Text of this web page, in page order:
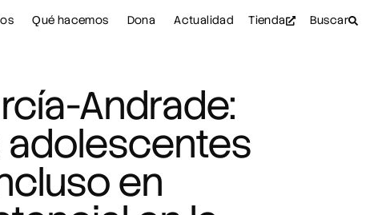
Qué hacemos Dona Actualidad Tienda Buscar
Andrade:
adolescentes
en